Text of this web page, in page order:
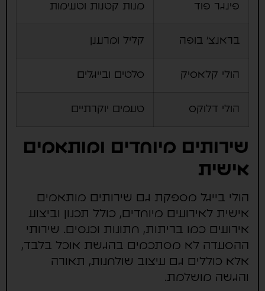
פינגר פוד מנות קטנות וטעימות
בראנצ' בופה קליל ומרענן
הולי קלאסיק סלטים ובייגלים
הולי דלוקס טעמים יוקרתיים
שירותים מיוחדים ומותאמים
אישית
הולי בייגל מספקת גם שירותים מותאמים
אישית לאירועים מיוחדים, כולל תכנון וביצוע
אירועים כמו בריתות, חתונות וכנסים. שירותי
ההסעדה לא מסתכמים בהגשת אוכל בלבד,
אלא כוללים גם עיצוב שולחנות, תאורה
והגשה מושלמת.